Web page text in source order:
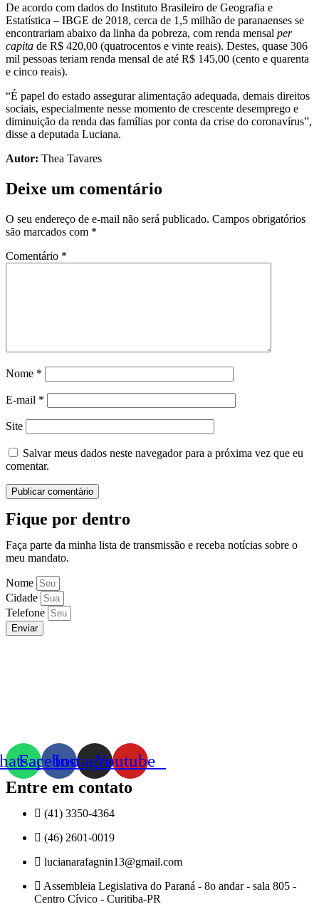
De acordo com dados do Instituto Brasileiro de Geografia e
Estatística – IBGE de 2018, cerca de 1,5 milhão de paranaenses se
encontrariam abaixo da linha da pobreza, com renda mensal per
capita de R$ 420,00 (quatrocentos e vinte reais). Destes, quase 306
mil pessoas teriam renda mensal de até R$ 145,00 (cento e quarenta
e cinco reais).
“É papel do estado assegurar alimentação adequada, demais direitos
sociais, especialmente nesse momento de crescente desemprego e
diminuição da renda das famílias por conta da crise do coronavírus”,
disse a deputada Luciana.
Autor: Thea Tavares
Deixe um comentário
O seu endereço de e-mail não será publicado. Campos obrigatórios
são marcados com *
Comentário *
Nome *
E-mail *
Site
Salvar meus dados neste navegador para a próxima vez que eu
comentar.
Fique por dentro
Faça parte da minha lista de transmissão e receba notícias sobre o
meu mandato.
Nome
Cidade
Telefone
Enviar
FacebookInstagramYoutube
Entre em contato
(41) 3350-4364
(46) 2601-0019
lucianarafagnin13@gmail.com
Assembleia Legislativa do Paraná - 8o andar - sala 805 -
Centro Cívico - Curitiba-PR